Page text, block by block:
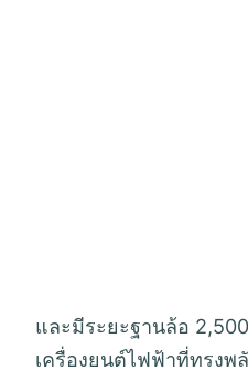
และมีระยะฐานล้อ
เครื่องยนต์ไฟฟ้าที่ทรงพ